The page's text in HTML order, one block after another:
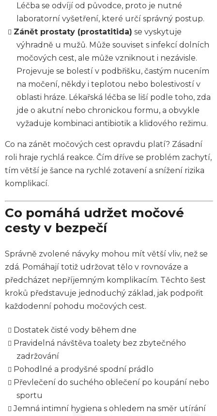
Léčba se odvíjí od původce, proto je nutné
laboratorní vyšetření, které určí správný postup.
Zánět prostaty (prostatitida) se vyskytuje
výhradně u mužů. Může souviset s infekcí dolních
močových cest, ale může vzniknout i nezávisle.
Projevuje se bolestí v podbřišku, častým nucením
na močení, někdy i teplotou nebo bolestivostí v
oblasti hráze. Lékařská léčba se liší podle toho, zda
jde o akutní nebo chronickou formu, a obvykle
vyžaduje kombinaci antibiotik a klidového režimu.
Co na zánět močových cest opravdu platí? Zásadní
roli hraje rychlá reakce. Čím dříve se problém zachytí,
tím větší je šance na rychlé zotavení a snížení rizika
komplikací.
Co pomáhá udržet močové
cesty v bezpečí
Správně zvolené návyky mohou mít větší vliv, než se
zdá. Pomáhají totiž udržovat tělo v rovnováze a
předcházet nepříjemným komplikacím. Těchto šest
kroků představuje jednoduchý základ, jak podpořit
každodenní pohodu močových cest.
Dostatek čisté vody během dne
Pravidelná návštěva toalety bez zbytečného
zadržování
Pohodlné a prodyšné spodní prádlo
Převlečení do suchého oblečení po koupání nebo
sportu
Jemná intimní hygiena s ohledem na směr utírání